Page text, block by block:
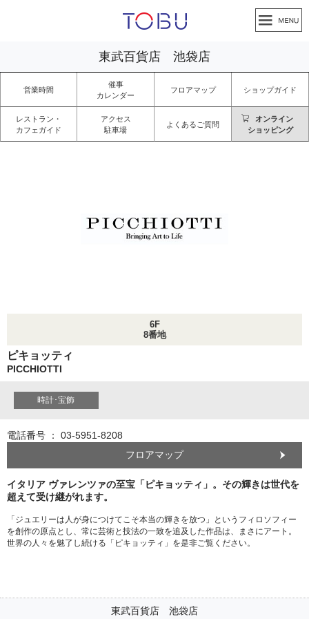
東武百貨店 池袋店
営業時間
催事
カレンダー
フロアマップ ショップガイド
レストラン・
カフェガイド
アクセス
駐車場
よくあるご質問
オンライン
ショッピング
6F
8番地
ピキョッティ
PICCHIOTTI
時計･宝飾
電話番号 ： 03-5951-8208
フロアマップ
イタリア ヴァレンツァの至宝「ピキョッティ」。その輝きは世代を
超えて受け継がれます。
「ジュエリーは人が身につけてこそ本当の輝きを放つ」というフィロソフィー
を創作の原点とし、常に芸術と技法の一致を追及した作品は、まさにアート。
世界の人々を魅了し続ける「ピキョッティ」を是非ご覧ください。
東武百貨店 池袋店